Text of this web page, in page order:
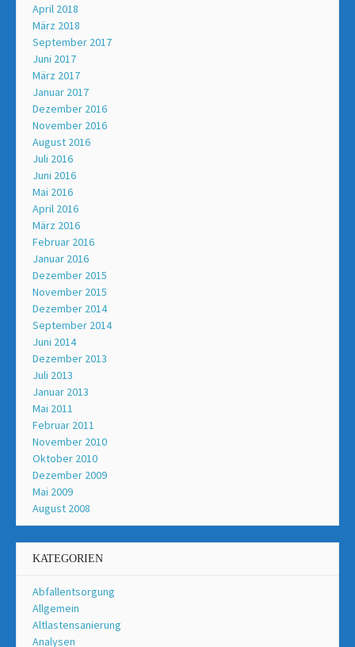
April 2018
März 2018
September 2017
Juni 2017
März 2017
Januar 2017
Dezember 2016
November 2016
August 2016
Juli 2016
Juni 2016
Mai 2016
April 2016
März 2016
Februar 2016
Januar 2016
Dezember 2015
November 2015
Dezember 2014
September 2014
Juni 2014
Dezember 2013
Juli 2013
Januar 2013
Mai 2011
Februar 2011
November 2010
Oktober 2010
Dezember 2009
Mai 2009
August 2008
KATEGORIEN
Abfallentsorgung
Allgemein
Altlastensanierung
Analysen